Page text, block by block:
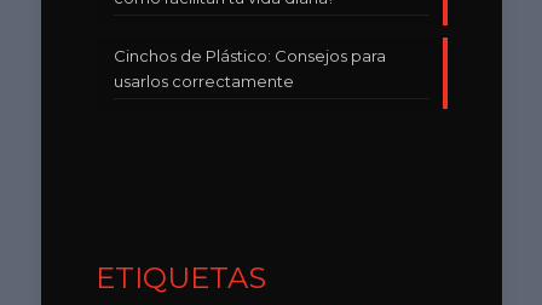
Cinchos de Plástico: Consejos para
usarlos correctamente
ETIQUETAS